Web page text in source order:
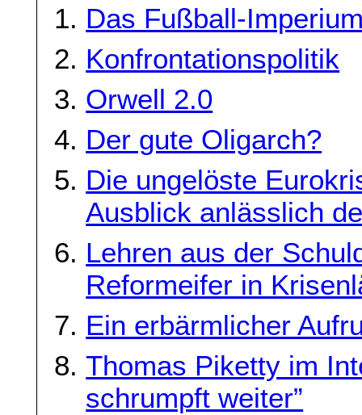
Das Fußball-
Konfrontationspolitik
Orwell 2.0
Der gute Oligarch?
Die ungelöste
Ausblick anlässlich
Lehren aus der
Reformeifer in
Ein erbärmlicher
Thomas Piketty im
schrumpft weiter”